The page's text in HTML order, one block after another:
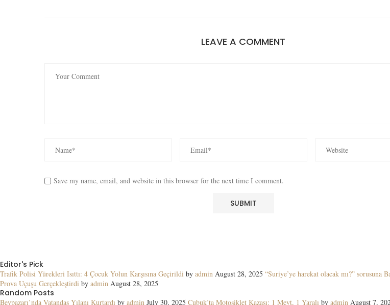
LEAVE A COMMENT
Save my name, email, and website in this browser for the next time I comment.
Editor's Pick
Trafik Polisi Yürekleri Isıttı: 4 Çocuk Yolun Karşısına Geçirildi by admin August 28, 2025 “Suriye’ye harekat olacak mı?” sorusuna
Prova Uçuşu Gerçekleştirdi by admin August 28, 2025
Random Posts
Beypazarı’nda Vatandaş Yılanı Kurtardı by admin July 30, 2025 Çubuk’ta Motosiklet Kazası: 1 Mevt, 1 Yaralı by admin August 7,